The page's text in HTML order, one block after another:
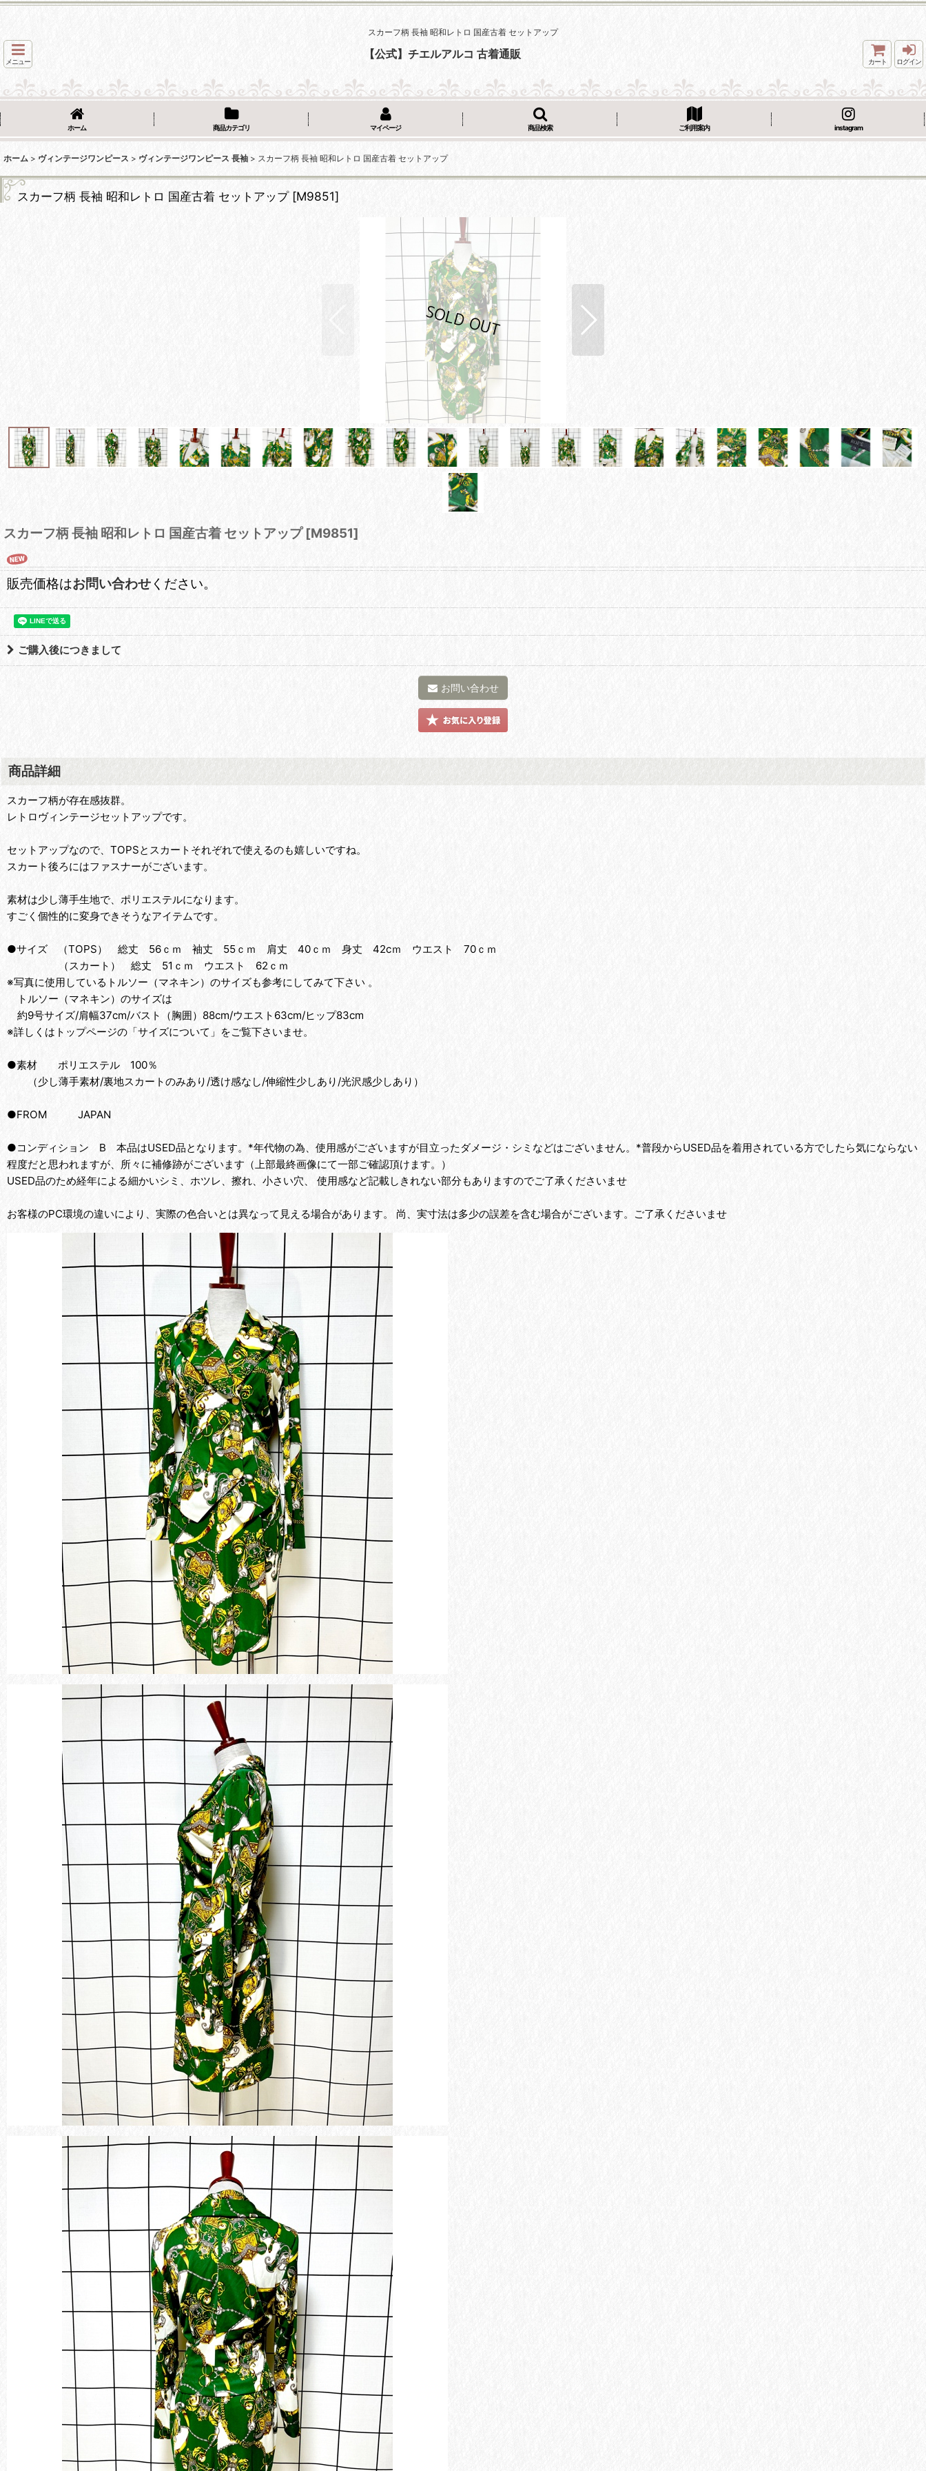
スカーフ柄 長袖 昭和レトロ 国産古着 セットアップ
メニュー
【公式】チエルアルコ 古着通販
カート ログイン
ホーム 商品カテゴリ マイページ 商品検索 ご利用案内 instagram
ホーム > ヴィンテージワンピース > ヴィンテージワンピース 長袖 > スカーフ柄 長袖 昭和レトロ 国産古着 セットアップ
スカーフ柄 長袖 昭和レトロ 国産古着 セットアップ [M9851]
スカーフ柄 長袖 昭和レトロ 国産古着 セットアップ [M9851]
販売価格はお問い合わせ ください。
ご購入後につきまして
お問い合わせ
商品詳細
スカーフ柄が存在感抜群。
レトロヴィンテージセットアップです。
セットアップなので、TOPSとスカートそれぞれで使えるのも嬉しいですね。
スカート後ろにはファスナーがございます。
素材は少し薄手生地で、ポリエステルになります。
すごく個性的に変身できそうなアイテムです。
●サイズ （TOPS） 総丈 56ｃｍ 袖丈 55ｃｍ 肩丈 40ｃｍ 身丈 42cｍ ウエスト 70ｃｍ
（スカート） 総丈 51ｃｍ ウエスト 62ｃｍ
※写真に使用しているトルソー（マネキン）のサイズも参考にしてみて下さい 。
トルソー（マネキン）のサイズは
約9号サイズ/肩幅37cm/バスト（胸囲）88cm/ウエスト63cm/ヒップ83cm
※詳しくはトップページの「サイズについて」をご覧下さいませ。
●素材 ポリエステル 100％
（少し薄手素材/裏地スカートのみあり/透け感なし/伸縮性少しあり/光沢感少しあり）
●FROM JAPAN
●コンディション B 本品はUSED品となります。*年代物の為、使用感がございますが目立ったダメージ・シミなどはございません。*普段からUSED品を着用されている方でしたら気にならない
程度だと思われますが、所々に補修跡がございます（上部最終画像にて一部ご確認頂けます。）
USED品のため経年による細かいシミ、ホツレ、擦れ、小さい穴、 使用感など記載しきれない部分もありますのでご了承くださいませ
お客様のPC環境の違いにより、実際の色合いとは異なって見える場合があります。 尚、実寸法は多少の誤差を含む場合がございます。ご了承くださいませ